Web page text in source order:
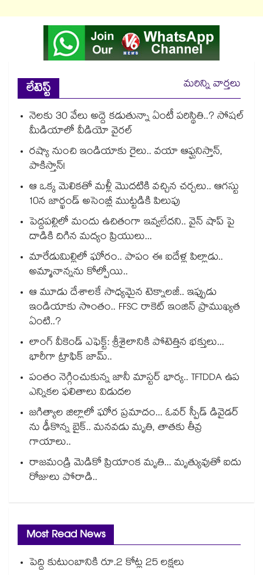
లేటెస్ట్
మరిన్ని వార్తలు
నెలకు 30 వేలు అద్దె కడుతున్నా ఏంటీ పరిస్థితి..? సోషల్
మీడియాలో వీడియో వైరల్
రష్యా నుంచి ఇండియాకు రైలు.. వయా ఆఫ్ఘనిస్తాన్,
పాకిస్తాన్!
ఆ ఒక్క మెలికతో మళ్లీ మొదటికి వచ్చిన చర్చలు.. ఆగస్టు
10న జార్ఖండ్ అసెంబ్లీ ముట్టడికి పిలుపు
పెద్దపల్లిలో మందు ఉచితంగా ఇవ్వలేదని.. వైన్ షాప్ పై
దాడికి దిగిన మద్యం ప్రియులు...
మారేడుమిల్లిలో ఘోరం.. పాపం ఈ ఐదేళ్ల పిల్లాడు..
అమ్మానాన్నను కోల్పోయి..
ఆ మూడు దేశాలకే సాధ్యమైన టెక్నాలజీ.. ఇప్పుడు
ఇండియాకు సొంతం.. FFSC రాకెట్ ఇంజిన్ ప్రాముఖ్యత
ఏంటి..?
లాంగ్ వీకెండ్ ఎఫెక్ట్: శ్రీశైలానికి పోటెత్తిన భక్తులు...
భారీగా ట్రాఫిక్ జామ్..
పంతం నెగ్గించుకున్న జానీ మాస్టర్ భార్య.. TFTDDA ఉప
ఎన్నికల ఫలితాలు విడుదల
జగిత్యాల జిల్లాలో ఘోర ప్రమాదం... ఓవర్ స్పీడ్ డివైడర్
ను ఢీకొన్న బైక్.. మనవడు మృతి, తాతకు తీవ్ర
గాయాలు..
రాజమండ్రి మెడికో ప్రియాంక మృతి... మృత్యువుతో ఐదు
రోజులు పోరాడి..
Most Read News
పెద్ది కుటుంబానికి రూ.2 కోట్ల 25 లక్షలు